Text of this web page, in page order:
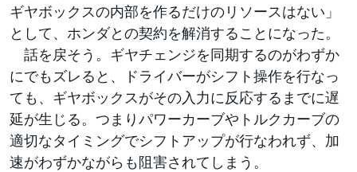
ギヤボックスの内部を作るだけのリソースはない」
として、ホンダとの契約を解消することになった。
話を戻そう。ギヤチェンジを同期するのがわずか
にでもズレると、ドライバーがシフト操作を行なっ
ても、ギヤボックスがその入力に反応するまでに遅
延が生じる。つまりパワーカーブやトルクカーブの
適切なタイミングでシフトアップが行なわれず、加
速がわずかながらも阻害されてしまう。